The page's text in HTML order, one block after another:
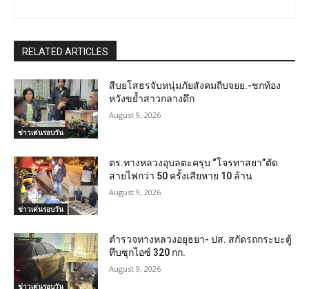
RELATED ARTICLES
ข่าวเด่นรอบวัน
สืบยโสธรจับหนุ่มภัยสังคมถีบจยย.-ชกท้อง
หวังขย้ำสาวกลางดึก
August 9, 2026
ข่าวเด่นรอบวัน
ตร.ทางหลวงอุบลตะครุบ “โจรทาสยา”ตัด
สายไฟกว่า 50 ครั้งเสียหาย 10 ล้าน
August 9, 2026
ข่าวเด่นรอบวัน
ตำรวจทางหลวงอยุธยา- ปส. สกัดรถกระบะตู้
ทึบซุกไอซ์ 320 กก.
August 9, 2026